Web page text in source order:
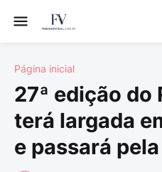
Página inicial
27ª edição do
terá largada
e passará